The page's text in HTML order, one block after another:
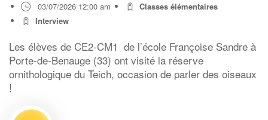
03/07/2026 12:00 am
Classes élémentaires
Interview
Les élèves de CE2-CM1 de l’école Françoise Sandre à
Porte-de-Benauge (33) ont visité la réserve
ornithologique du Teich, occasion de parler des oiseaux
!